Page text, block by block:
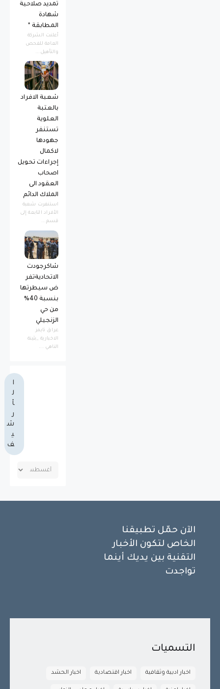
تمديد صلاحية
شهادة
المطابقة *
أعلنت الشركة
العامة للفحص
والتأهيل...
شعبة الافراد
بالعتبة
العلوية
تستنفر
جهودها
لاكمال
إجراءات تحويل
اصحاب
العقود الى
الملاك الدائم
استنفرت شعبة
الأفراد التابعة إلى
قسم...
شاكرجودت
الاتحاديةتفر
ض سيطرتها
بنسبة 40%
من حي
الزنجيلي
عراق تايمز
الاخبارية _بثينة
الناهي ...
ا
ل
أ
ر
ش
ي
ف
الآن حمّل تطبيقنا
الخاص لتكون الأخبار
التقنية بين يديك أينما
تواجدت
التسميات
اخبار ادبية وثقافية اخبار اقتصادية اخبار الحشد